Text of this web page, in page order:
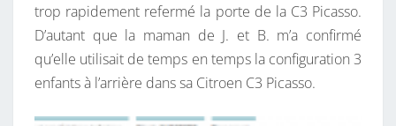
trop rapidement refermé la porte de la C3 Picasso.
D’autant que la maman de J. et B. m’a confirmé
qu’elle utilisait de temps en temps la configuration 3
enfants à l’arrière dans sa Citroen C3 Picasso.